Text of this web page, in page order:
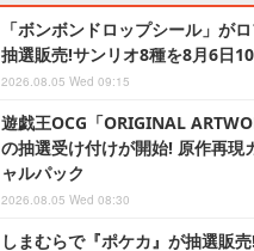
「ボンボンドロップシール」が
抽選販売!サンリオ8種を8月6日
2026.08.05 Wed 09:15
遊戯王OCG「ORIGINAL
の抽選受け付けが開始! 原作再現
ャルパック
2026.08.05 Wed 08:30
しまむらで『ポケカ』が抽選販